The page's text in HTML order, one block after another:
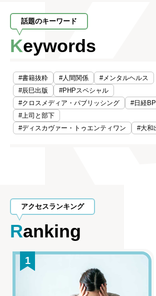
話題のキーワード
Keywords
#書籍抜粋 #人間関係
#メンタルヘルス
#辰巳出版
#PHPスペシャル
#クロスメディア・パブリッシング
#日経BP
#上司と部下
#ディスカヴァー・トゥエンティワン
#大和
アクセスランキング
Ranking
1